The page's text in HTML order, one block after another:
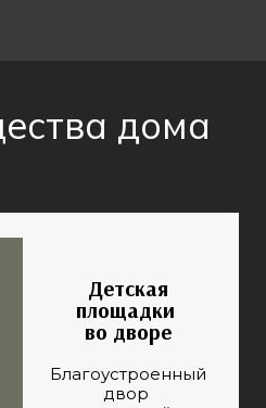
дома
Детская
площадки
во дворе
Благоустроенный
двор